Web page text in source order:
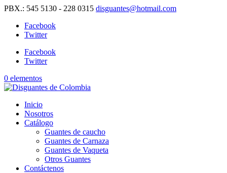
PBX.: 545 5130 - 228 0315 disguantes@hotmail.com
Facebook
Twitter
Facebook
Twitter
0 elementos
Inicio
Nosotros
Catálogo
Guantes de caucho
Guantes de Carnaza
Guantes de Vaqueta
Otros Guantes
Contáctenos